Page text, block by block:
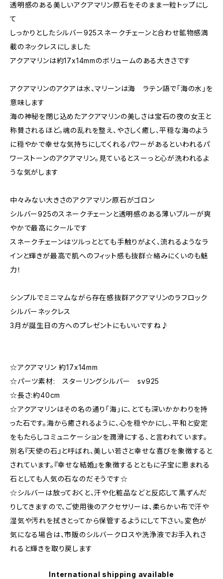
透明感のある美しいアクアマリン原石をそのまま一粒トップにし
て
しっかりとしたシルバー925スネークチェーンと合わせ鉱物感満
載のネックレスにしました
アクアマリンは約17x14mmのボリュームのある大きさです
アクアマリンのアクアは水、マリーンは海 ラテン語で「海の水」を
意味します
海の神秘を閉じ込めたアクアマリンの美しさは宝石の夜の女王と
称賛されるほど。魂の乱れを整え、やさしく癒し、平穏な海のよう
に穏やかで幸せな気持ちにしてくれるパワーがあるといわれるパ
ワーストーンのアクアマリン。見ているとスーっと心が洗われるよ
うな気がします
中々みない大きさのアクアマリン原石がゴロン
シルバー925のスネークチェーンと透明感のある薄いブルーが爽
やかで最高にクールです
スネークチェーンはツルっととても手触りがよく、流れるようなラ
インと輝きが最高で肌へのフィット感も抜群☆絡みにくいのも魅
力！
シンプルでミニマムながら存在感抜群アクアマリンのラフロック
シルバーネックレス
3月が誕生日の方へのプレゼントにもいいですね♪
☆アクアマリン 約17x14mm
☆パーツ素材: スターリングシルバー sv925
☆長さ:約40cm
☆アクアマリンはその名の通り「海」に、とても深いかかわりを持
った石です。海から癒されるように、心を穏やかにし、平和と安定
をもたらしコミュニケーションを潤滑にする、と言われています。
別名『天使の石』と呼ばれ、美しい若さと幸せな喜びを象徴すると
されています。『幸せな結婚』を象徴するとともに子宝に恵まれる
石としても人気の石なのだそうです☆
☆シルバーは放っておくと、汗や化粧品などと反応して黒ずんだ
りしてきますので、ご使用後のアクセサリーは、柔らかい布で汗や
湿気や汚れを拭きとってから保管するようにして下さい。変色が
気になる場合は、市販のシルバークロスや洗浄液でお手入れさ
れると輝きを取り戻します
International shipping available